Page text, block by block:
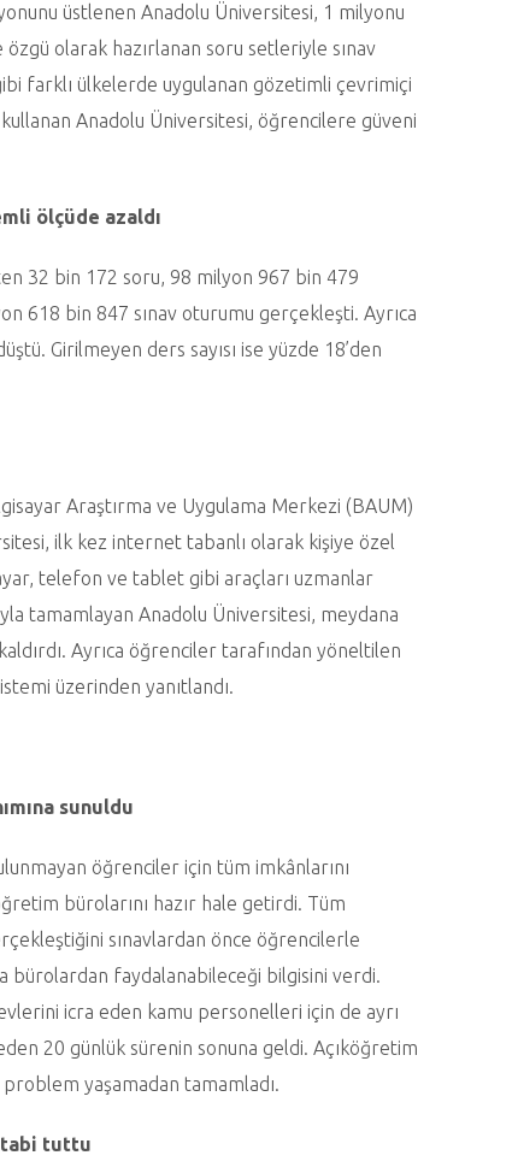
üstlenen Anadolu Üniversitesi, 1 milyonu
olarak hazırlanan soru setleriyle sınav
farklı ülkelerde uygulanan gözetimli çevrimiçi
Anadolu Üniversitesi, öğrencilere güveni
ölçüde azaldı
32 bin 172 soru, 98 milyon 967 bin 479
618 bin 847 sınav oturumu gerçekleşti. Ayrıca
Girilmeyen ders sayısı ise yüzde 18’den
Araştırma ve Uygulama Merkezi (BAUM)
ilk kez internet tabanlı olarak kişiye özel
telefon ve tablet gibi araçları uzmanlar
tamamlayan Anadolu Üniversitesi, meydana
Ayrıca öğrenciler tarafından yöneltilen
üzerinden yanıtlandı.
sunuldu
öğrenciler için tüm imkânlarını
bürolarını hazır hale getirdi. Tüm
sınavlardan önce öğrencilerle
bürolardan faydalanabileceği bilgisini verdi.
icra eden kamu personelleri için de ayrı
20 günlük sürenin sonuna geldi. Açıköğretim
problem yaşamadan tamamladı.
tabi tuttu